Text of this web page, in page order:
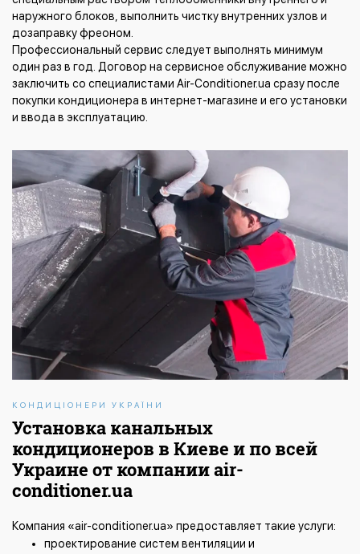
наружного блоков, выполнить чистку внутренних узлов и
дозаправку фреоном.
Профессиональный сервис следует выполнять минимум
один раз в год. Договор на сервисное обслуживание можно
заключить со специалистами Air-Conditioner.ua сразу после
покупки кондиционера в интернет-магазине и его установки
и ввода в эксплуатацию.
КОНДИЦІОНЕРИ УКРАЇНИ
Установка канальных
кондиционеров в Киеве и по всей
Украине от компании air-
conditioner.ua
Компания «air-conditioner.ua» предоставляет такие услуги:
проектирование систем вентиляции и